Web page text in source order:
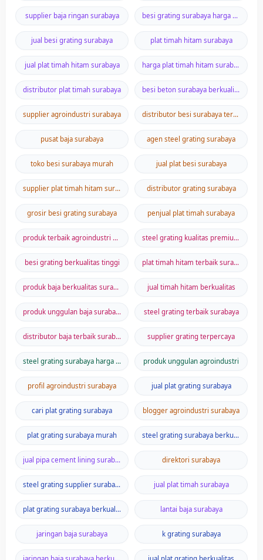
supplier baja ringan surabaya besi grating surabaya harga murah
jual besi grating surabaya plat timah hitam surabaya
jual plat timah hitam surabaya harga plat timah hitam surabaya
distributor plat timah surabaya besi beton surabaya berkualitas
supplier agroindustri surabaya distributor besi surabaya terpercaya
pusat baja surabaya agen steel grating surabaya
toko besi surabaya murah jual plat besi surabaya
supplier plat timah hitam surabaya distributor grating surabaya
grosir besi grating surabaya penjual plat timah surabaya
produk terbaik agroindustri surabaya steel grating kualitas premium surabaya
besi grating berkualitas tinggi plat timah hitam terbaik surabaya
produk baja berkualitas surabaya jual timah hitam berkualitas
produk unggulan baja surabaya steel grating terbaik surabaya
distributor baja terbaik surabaya supplier grating terpercaya
steel grating surabaya harga murah produk unggulan agroindustri
profil agroindustri surabaya jual plat grating surabaya
cari plat grating surabaya blogger agroindustri surabaya
plat grating surabaya murah steel grating surabaya berkualitas
jual pipa cement lining surabaya direktori surabaya
steel grating supplier surabaya jual plat timah surabaya
plat grating surabaya berkualitas lantai baja surabaya
jaringan baja surabaya k grating surabaya